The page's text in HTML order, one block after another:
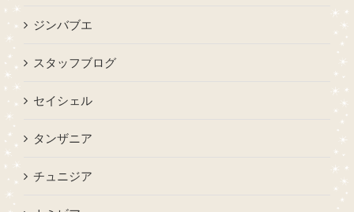
ジンバブエ
スタッフブログ
セイシェル
タンザニア
チュニジア